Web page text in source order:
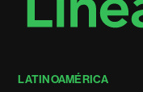
LATINOAMÉRICA